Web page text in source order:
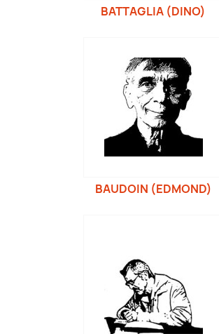
BATTAGLIA (DINO)
BAUDOIN (EDMOND)